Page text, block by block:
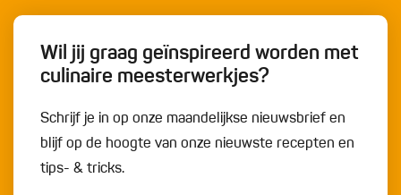
Wil jij graag geïnspireerd worden met
culinaire meesterwerkjes?
Schrijf je in op onze maandelijkse nieuwsbrief en
blijf op de hoogte van onze nieuwste recepten en
tips- & tricks.